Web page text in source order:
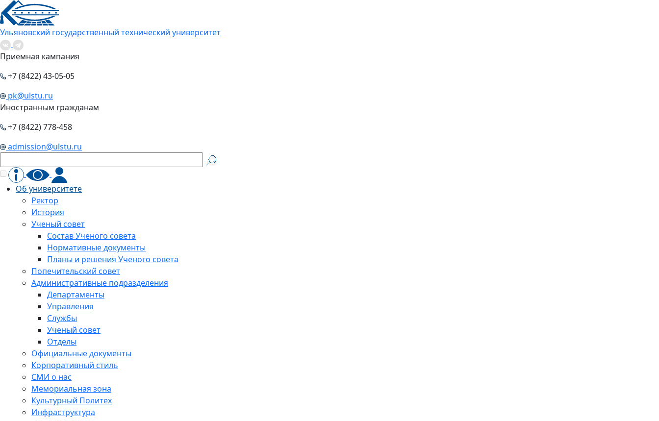
Ульяновский государственный технический университет
Приемная кампания
+7 (8422) 43-05-05
pk@ulstu.ru
Иностранным гражданам
+7 (8422) 778-458
admission@ulstu.ru
Об университете
Ректор
История
Ученый совет
Состав Ученого совета
Нормативные документы
Планы и решения Ученого совета
Попечительский совет
Административные подразделения
Департаменты
Управления
Службы
Ученый совет
Отделы
Официальные документы
Корпоративный стиль
СМИ о нас
Мемориальная зона
Культурный Политех
Инфраструктура